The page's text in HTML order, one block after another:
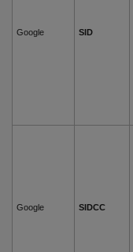
Google SID
Google SIDCC